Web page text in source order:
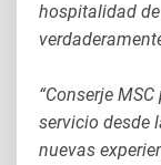
hospitalidad
“Conserje
servicio desde
nuevas